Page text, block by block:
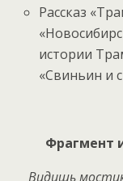
Рассказ
истории
«Свиньин и
Фрагмент
Видишь